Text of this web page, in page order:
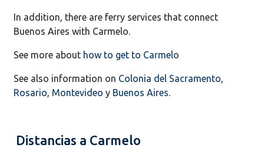
In addition, there are ferry services that connect
Buenos Aires with Carmelo.
See more about how to get to Carmelo
See also information on Colonia del Sacramento,
Rosario, Montevideo y Buenos Aires.
Distancias a Carmelo